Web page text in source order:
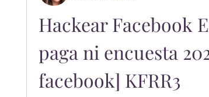
Hackear Facebook
paga ni encuesta
facebook] KFRR3